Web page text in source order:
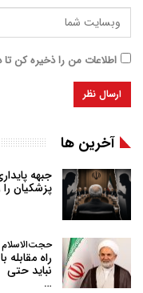
اطلاعات من را ذخیره کن تا
آخرین ها
جبهه
پزشکیان
راه
نباید حتی
…